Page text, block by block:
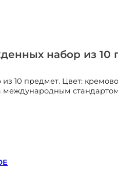
набор из
10 предмет. Цвет: